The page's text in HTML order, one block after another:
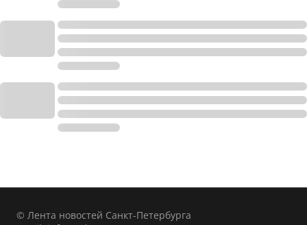
© Лента новостей Санкт-Петербурга